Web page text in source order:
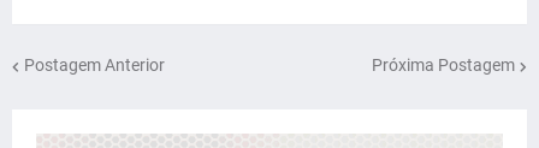
Postagem Anterior Próxima Postagem